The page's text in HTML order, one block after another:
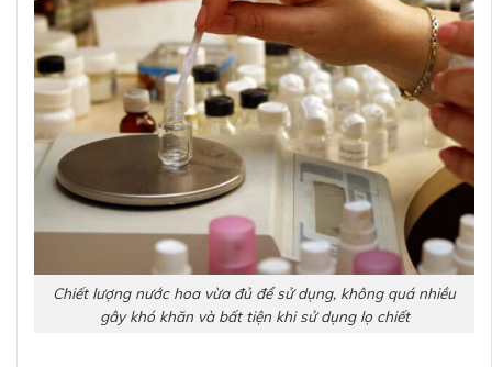
Chiết lượng nước hoa vừa đủ để sử dụng, không quá nhiều
gây khó khăn và bất tiện khi sử dụng lọ chiết